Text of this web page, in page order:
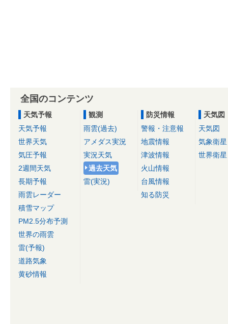
全国のコンテンツ
天気予報
天気予報
世界天気
気圧予報
2週間天気
長期予報
雨雲レーダー
積雪マップ
PM2.5分布予測
世界の雨雲
雷(予報)
道路気象
黄砂情報
観測
雨雲(過去)
アメダス実況
実況天気
過去天気
雷(実況)
防災情報
警報・注意報
地震情報
津波情報
火山情報
台風情報
知る防災
天気図
天気図
気象衛星
世界衛星